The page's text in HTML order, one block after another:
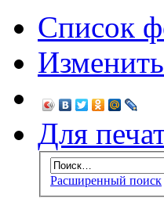
Список
Для
Расширенный поиск